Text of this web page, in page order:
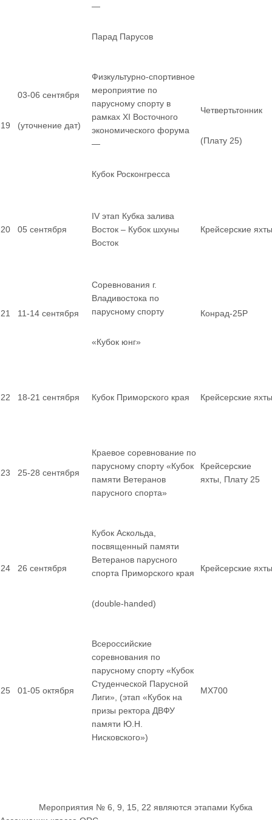
—
Парад Парусов
19
03-06 сентября
(уточнение дат)
Физкультурно-спортивное
мероприятие по
парусному спорту в
рамках XI Восточного
экономического форума
—
Кубок Росконгресса
Четвертьтонник
(Плату 25)
20 05 сентября
IV этап Кубка залива
Восток – Кубок шхуны
Восток
Крейсерские яхты
21 11-14 сентября
Соревнования г.
Владивостока по
парусному спорту
«Кубок юнг»
Конрад-25Р
22 18-21 сентября Кубок Приморского края Крейсерские яхты
23 25-28 сентября
Краевое соревнование по
парусному спорту «Кубок
памяти Ветеранов
парусного спорта»
Крейсерские
яхты, Плату 25
24 26 сентября
Кубок Аскольда,
посвященный памяти
Ветеранов парусного
спорта Приморского края
(double-handed)
Крейсерские яхты
25 01-05 октября
Всероссийские
соревнования по
парусному спорту «Кубок
Студенческой Парусной
Лиги», (этап «Кубок на
призы ректора ДВФУ
памяти Ю.Н.
Нисковского»)
MX700
Мероприятия № 6, 9, 15, 22 являются этапами Кубка